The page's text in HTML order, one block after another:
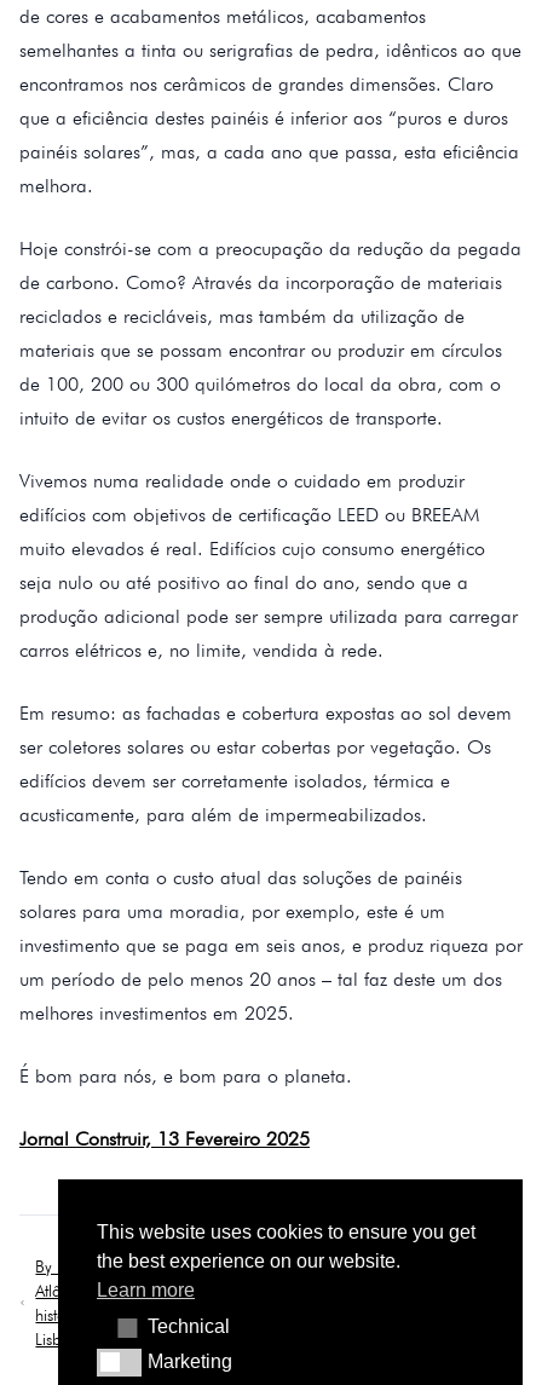
This website uses cookies to ensure you get
the best experience on our website.
Learn more
TechnicalTechnical
MarketingMarketing
de cores e acabamentos metálicos, acabamentos
semelhantes a tinta ou serigrafias de pedra, idênticos ao que
encontramos nos cerâmicos de grandes dimensões. Claro
que a eficiência destes painéis é inferior aos “puros e duros
painéis solares”, mas, a cada ano que passa, esta eficiência
melhora.
Hoje constrói-se com a preocupação da redução da pegada
de carbono. Como? Através da incorporação de materiais
reciclados e recicláveis, mas também da utilização de
materiais que se possam encontrar ou produzir em círculos
de 100, 200 ou 300 quilómetros do local da obra, com o
intuito de evitar os custos energéticos de transporte.
Vivemos numa realidade onde o cuidado em produzir
edifícios com objetivos de certificação LEED ou BREEAM
muito elevados é real. Edifícios cujo consumo energético
seja nulo ou até positivo ao final do ano, sendo que a
produção adicional pode ser sempre utilizada para carregar
carros elétricos e, no limite, vendida à rede.
Em resumo: as fachadas e cobertura expostas ao sol devem
ser coletores solares ou estar cobertas por vegetação. Os
edifícios devem ser corretamente isolados, térmica e
acusticamente, para além de impermeabilizados.
Tendo em conta o custo atual das soluções de painéis
solares para uma moradia, por exemplo, este é um
investimento que se paga em seis anos, e produz riqueza por
um período de pelo menos 20 anos – tal faz deste um dos
melhores investimentos em 2025.
É bom para nós, e bom para o planeta.
Jornal Construir, 13 Fevereiro 2025
By Liberdade: como o Contacto
Atlântico reabilitou dois edifícios
históricos na Rua das Pretas, em
Lisboa
Sismos em Portugal: "Não